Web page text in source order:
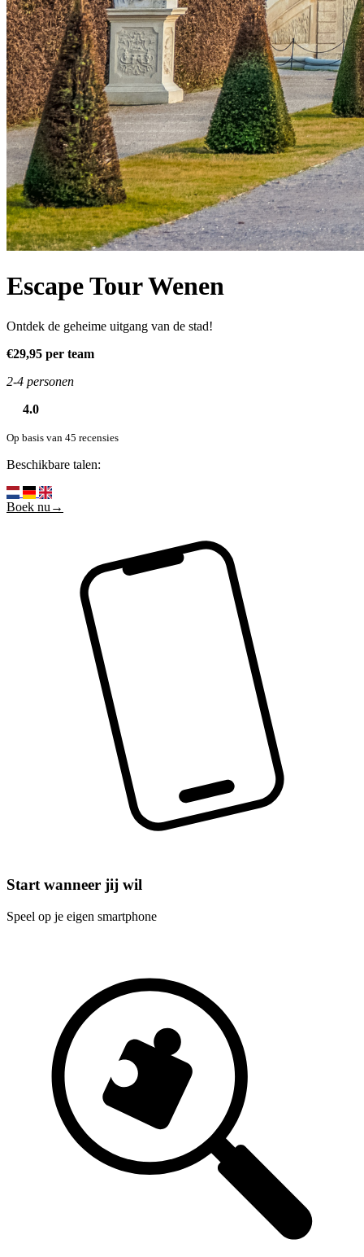
Escape Tour Wenen
Ontdek de geheime uitgang van de stad!
€29,95 per team
2-4 personen
4.0
Op basis van 45 recensies
Beschikbare talen:
Boek nu→
Start wanneer jij wil
Speel op je eigen smartphone